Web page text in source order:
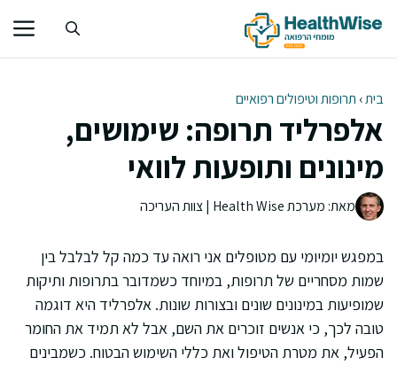
לתוכן
בית› תרופות וטיפולים רפואיים
אלפרליד תרופה: שימושים,
מינונים ותופעות לוואי
מאת: מערכת Health Wise | צוות העריכה
במפגש יומיומי עם מטופלים אני רואה עד כמה קל לבלבל בין
שמות מסחריים של תרופות, במיוחד כשמדובר בתרופות ותיקות
שמופיעות במינונים שונים ובצורות שונות. אלפרליד היא דוגמה
טובה לכך, כי אנשים זוכרים את השם, אבל לא תמיד את החומר
הפעיל, את מטרת הטיפול ואת כללי השימוש הבטוח. כשמבינים